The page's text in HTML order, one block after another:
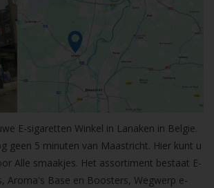
E-sigaretten Winkel in Lanaken in Belgie.
geen 5 minuten van Maastricht. Hier kunt u
Alle smaakjes. Het assortiment bestaat E-
Aroma's Base en Boosters, Wegwerp e-